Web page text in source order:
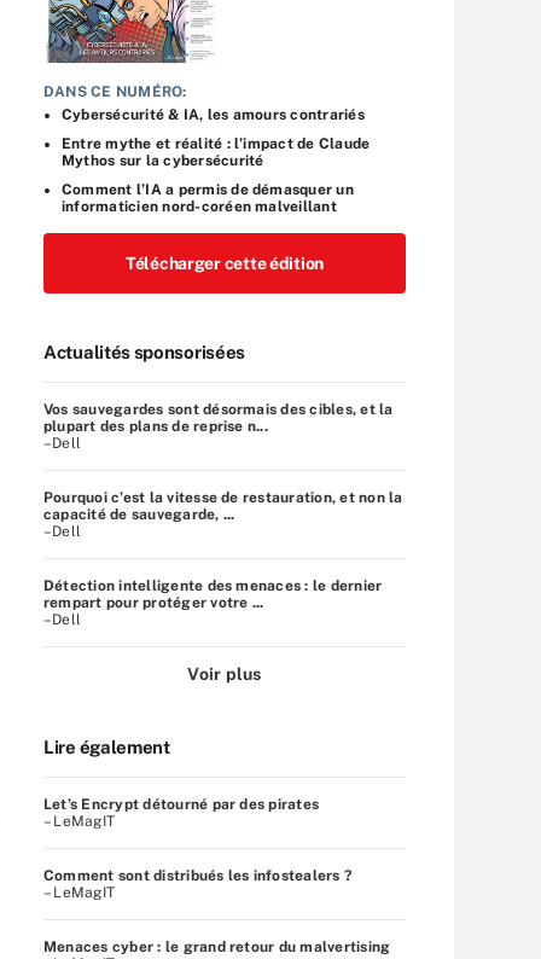
DANS CE NUMÉRO:
Cybersécurité & IA, les amours contrariés
Entre mythe et réalité : l’impact de Claude
Mythos sur la cybersécurité
Comment l’IA a permis de démasquer un
informaticien nord-coréen malveillant
Télécharger cette édition
Actualités sponsorisées
Vos sauvegardes sont désormais des cibles, et la
plupart des plans de reprise n...
–Dell
Pourquoi c’est la vitesse de restauration, et non la
capacité de sauvegarde, ...
–Dell
Détection intelligente des menaces : le dernier
rempart pour protéger votre ...
–Dell
Voir plus
Lire également
Let’s Encrypt détourné par des pirates
– LeMagIT
Comment sont distribués les infostealers ?
– LeMagIT
Menaces cyber : le grand retour du malvertising